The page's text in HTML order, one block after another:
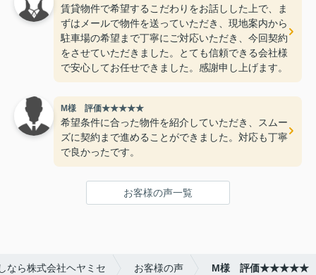
賃貸物件で希望するこだわりをお話しした上で、ま
ずはメールで物件を送っていただき、現地案内から
駐車場の希望まで丁寧にご対応いただき、今回契約
をさせていただきました。とても信頼できる会社様
で安心してお任せできました。感謝申し上げます。
M様 評価★★★★★
希望条件に合った物件を紹介していただき、スムー
ズに契約まで進めることができました。対応も丁寧
で良かったです。
お客様の声一覧
なら株式会社ヘヤミセ お客様の声 M様 評価★★★★★